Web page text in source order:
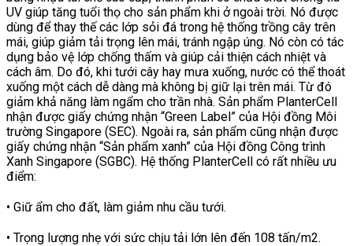
UV giúp tăng tuổi thọ cho sản phẩm khi ở ngoài trời. Nó được
dùng để thay thế các lớp sỏi đá trong hệ thống trồng cây trên
mái, giúp giảm tải trọng lên mái, tránh ngập úng. Nó còn có tác
dụng bảo vệ lớp chống thấm và giúp cải thiện cách nhiệt và
cách âm. Do đó, khi tưới cây hay mưa xuống, nước có thể thoát
xuống một cách dễ dàng mà không bị giữ lại trên mái. Từ đó
giảm khả năng làm ngẩm cho trần nhà. Sản phẩm PlanterCell
nhận được giấy chứng nhận “Green Label” của Hội đồng Môi
trường Singapore (SEC). Ngoài ra, sản phẩm cũng nhận được
giấy chứng nhận “Sản phẩm xanh” của Hội đồng Công trình
Xanh Singapore (SGBC). Hệ thống PlanterCell có rất nhiều ưu
điểm:
• Giữ ẩm cho đất, làm giảm nhu cầu tưới.
• Trọng lượng nhẹ với sức chịu tải lớn lên đến 108 tấn/m2.